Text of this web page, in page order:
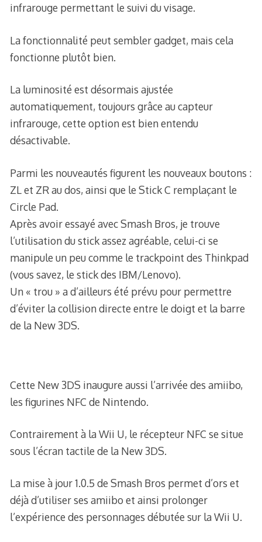
infrarouge permettant le suivi du visage.
La fonctionnalité peut sembler gadget, mais cela
fonctionne plutôt bien.
La luminosité est désormais ajustée
automatiquement, toujours grâce au capteur
infrarouge, cette option est bien entendu
désactivable.
Parmi les nouveautés figurent les nouveaux boutons :
ZL et ZR au dos, ainsi que le Stick C remplaçant le
Circle Pad.
Après avoir essayé avec Smash Bros, je trouve
l’utilisation du stick assez agréable, celui-ci se
manipule un peu comme le trackpoint des Thinkpad
(vous savez, le stick des IBM/Lenovo).
Un « trou » a d’ailleurs été prévu pour permettre
d’éviter la collision directe entre le doigt et la barre
de la New 3DS.
Cette New 3DS inaugure aussi l’arrivée des amiibo,
les figurines NFC de Nintendo.
Contrairement à la Wii U, le récepteur NFC se situe
sous l’écran tactile de la New 3DS.
La mise à jour 1.0.5 de Smash Bros permet d’ors et
déjà d’utiliser ses amiibo et ainsi prolonger
l’expérience des personnages débutée sur la Wii U.